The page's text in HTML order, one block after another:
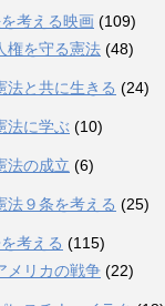
考える映画 (109)
権を守る憲法 (48)
法と共に生きる (24)
法に学ぶ (10)
法の成立 (6)
法９条を考える (25)
考える (115)
メリカの戦争 (22)